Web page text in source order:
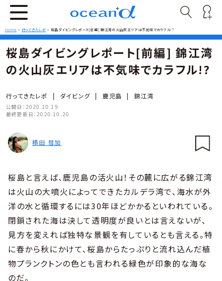
Home > 行ってきたレポ > 桜島ダイビングレポート[前編] 錦江湾の火山灰エリアは不気味でカラフル!?
桜島ダイビングレポート[前編] 錦江湾
の火山灰エリアは不気味でカラフル!?
行ってきたレポ | ダイビング | 鹿児島 | 錦江湾
公開日： 2020.10.19
最終更新日： 2020.10.20
積田 彗加
桜島と言えば、鹿児島の活火山！その麓に広がる錦江湾
は火山の大噴火によってできたカルデラ湾で、海水が外
洋の水と循環するには30年ほどかかるといわれている。
閉鎖された海は決して透明度が良いとは言えないが、
見方を変えれば独特な景観を有しているとも言える。特
に春から秋にかけて、桜島からたっぷりと流れ込んだ植
物プランクトンの色とも言われる緑色が印象的な海な
のだ。